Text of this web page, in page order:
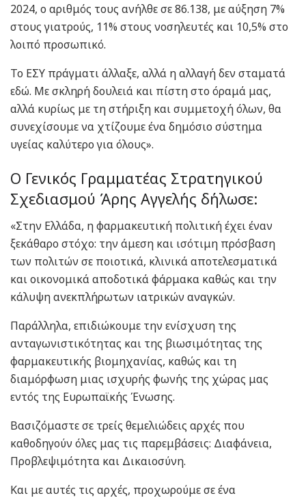
2024, ο αριθμός τους ανήλθε σε 86.138, με αύξηση 7%
στους γιατρούς, 11% στους νοσηλευτές και 10,5% στο
λοιπό προσωπικό.
Το ΕΣΥ πράγματι άλλαξε, αλλά η αλλαγή δεν σταματά
εδώ. Με σκληρή δουλειά και πίστη στο όραμά μας,
αλλά κυρίως με τη στήριξη και συμμετοχή όλων, θα
συνεχίσουμε να χτίζουμε ένα δημόσιο σύστημα
υγείας καλύτερο για όλους».
Ο Γενικός Γραμματέας Στρατηγικού
Σχεδιασμού Άρης Αγγελής δήλωσε:
«Στην Ελλάδα, η φαρμακευτική πολιτική έχει έναν
ξεκάθαρο στόχο: την άμεση και ισότιμη πρόσβαση
των πολιτών σε ποιοτικά, κλινικά αποτελεσματικά
και οικονομικά αποδοτικά φάρμακα καθώς και την
κάλυψη ανεκπλήρωτων ιατρικών αναγκών.
Παράλληλα, επιδιώκουμε την ενίσχυση της
ανταγωνιστικότητας και της βιωσιμότητας της
φαρμακευτικής βιομηχανίας, καθώς και τη
διαμόρφωση μιας ισχυρής φωνής της χώρας μας
εντός της Ευρωπαϊκής Ένωσης.
Βασιζόμαστε σε τρείς θεμελιώδεις αρχές που
καθοδηγούν όλες μας τις παρεμβάσεις: Διαφάνεια,
Προβλεψιμότητα και Δικαιοσύνη.
Και με αυτές τις αρχές, προχωρούμε σε ένα